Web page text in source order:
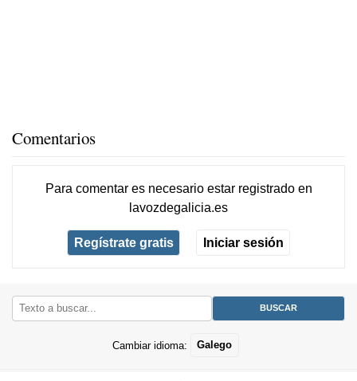
Comentarios
Para comentar es necesario estar registradoen
lavozdegalicia.es
Regístrate gratis Iniciar sesión
Cambiar idioma: Galego